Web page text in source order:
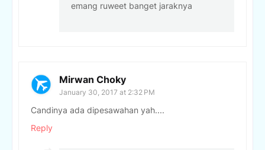
emang ruweet banget jaraknya
Mirwan Choky
January 30, 2017 at 2:32 PM
Candinya ada dipesawahan yah....
Reply